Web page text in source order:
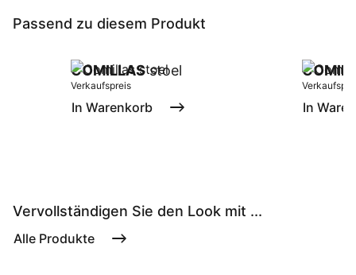
Passend zu diesem Produkt
COMILLASstoel
Verkaufspreis
In Warenkorb In
Vervollständigen Sie den Look mit ...
Alle Produkte